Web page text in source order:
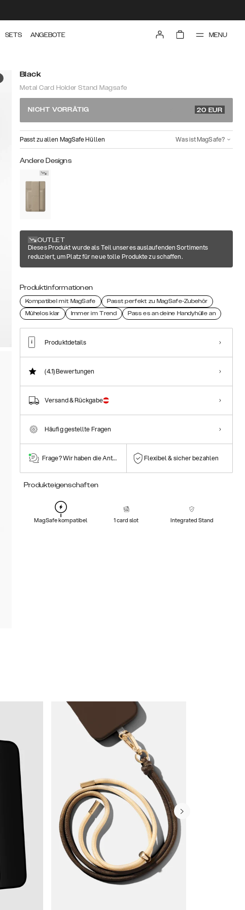
SETS ANGEBOTE MENU
Black
Metal Card Holder Stand Magsafe
NICHT VORRÄTIG 20 EUR
Passt zu allen MagSafe Hüllen Was ist MagSafe?
Andere Designs
OUTLET
Dieses Produkt wurde als Teil unseres auslaufenden Sortiments
reduziert, um Platz für neue tolle Produkte zu schaffen.
Produktinformationen
Kompatibel mit MagSafe
Passt perfekt zu MagSafe-Zubehör
Mühelos klar
Immer im Trend Pass es an deine Handyhülle an
Produktdetails
(4.1)Bewertungen
Versand & Rückgabe
Häufig gestellte Fragen
Frage? Wir haben die Antwort! Flexibel & sicher bezahlen
Produkteigenschaften
MagSafe kompatibel 1 card slot Integrated Stand